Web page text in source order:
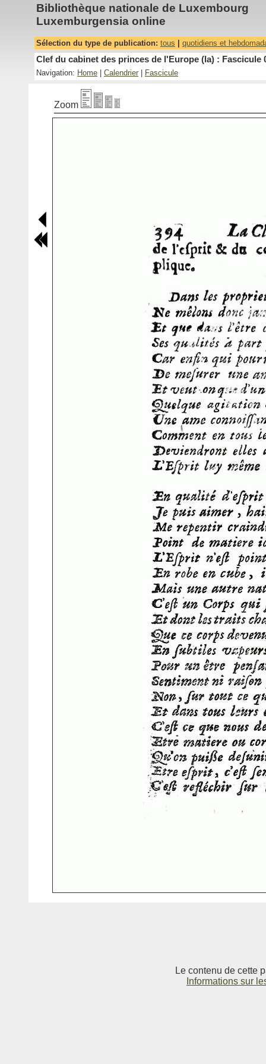
Bibliothèque nationale de Luxembourg
Luxemburgensia online
Sélection du type de publication: tous quotidiens et
Clef du cabinet des princes de l'Europe (la) : Fascicule
Navigation: Home Calendrier Fascicule
Zoom
Le contenu de cette
Informations sur